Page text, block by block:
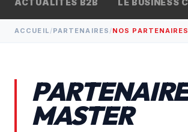
BILLETTERIEarrow_outward
CONTACT
ACTUALITÉS B2B LE BUSINESS
ACCUEIL /PARTENAIRES /NOS PARTENAIRES
PARTENAIRE
MASTER